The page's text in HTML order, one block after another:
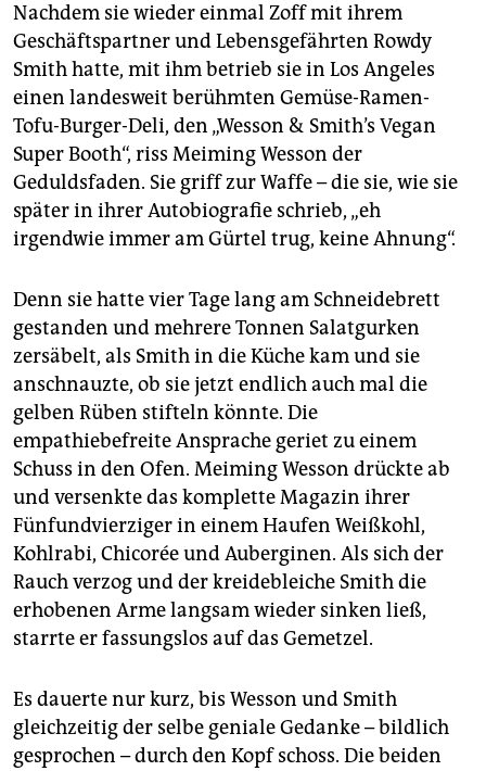
Nachdem sie wieder einmal Zoff mit ihrem
Geschäftspartner und Lebensgefährten Rowdy
Smith hatte, mit ihm betrieb sie in Los Angeles
einen landesweit berühmten Gemüse-Ramen-
Tofu-Burger-Deli, den „Wesson & Smith’s Vegan
Super Booth“, riss Meiming Wesson der
Geduldsfaden. Sie griff zur Waffe – die sie, wie sie
später in ihrer Autobiografie schrieb, „eh
irgendwie immer am Gürtel trug, keine Ahnung“.
Denn sie hatte vier Tage lang am Schneidebrett
gestanden und mehrere Tonnen Salatgurken
zersäbelt, als Smith in die Küche kam und sie
anschnauzte, ob sie jetzt endlich auch mal die
gelben Rüben stifteln könnte. Die
empathiebefreite Ansprache geriet zu einem
Schuss in den Ofen. Meiming Wesson drückte ab
und versenkte das komplette Magazin ihrer
Fünfundvierziger in einem Haufen Weißkohl,
Kohlrabi, Chicorée und Auberginen. Als sich der
Rauch verzog und der kreidebleiche Smith die
erhobenen Arme langsam wieder sinken ließ,
starrte er fassungslos auf das Gemetzel.
Es dauerte nur kurz, bis Wesson und Smith
gleichzeitig der selbe geniale Gedanke – bildlich
gesprochen – durch den Kopf schoss. Die beiden